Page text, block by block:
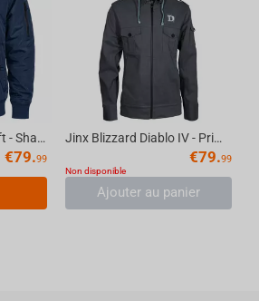
Jinx World of Warcraft - Shadowlands Bomber Jacket Navy S
€79.99
Jinx Blizzard Diablo IV - Prime Evil Fatigue Jacket Black, M
€79.99
Non disponible
Ajouter au panier